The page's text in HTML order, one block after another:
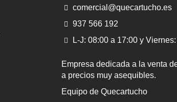
comercial@quecartucho.es
937 566 192
L-J: 08:00 a 17:00 y
Empresa dedicada a la venta
a precios muy asequibles.
Equipo de Quecartucho